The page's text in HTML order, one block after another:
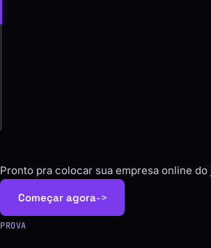
Pronto pra colocar sua empresa online
Começar agora->
PROVA